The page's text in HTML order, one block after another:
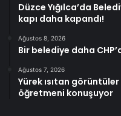
Düzce Yığılca’da
kapı daha kapandı!
Ağustos 8, 2026
Bir belediye daha
Ağustos 7, 2026
Yürek ısıtan
öğretmeni konuşuyor